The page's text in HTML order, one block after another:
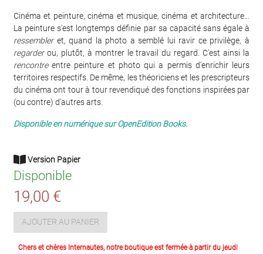
Cinéma et peinture, cinéma et musique, cinéma et architecture…
La peinture s'est longtemps définie par sa capacité sans égale à
ressembleret, quand la photo a semblé lui ravir ce privilège, à
regarderou, plutôt, à montrer le travail du regard. C'est ainsi la
rencontreentre peinture et photo qui a permis d'enrichir leurs
territoires respectifs. De même, les théoriciens et les prescripteurs
du cinéma ont tour à tour revendiqué des fonctions inspirées par
(ou contre) d'autres arts.
Disponible en numérique sur OpenEdition Books.
Version Papier
Disponible
19,00 €
AJOUTER AU PANIER
Chers et chères Internautes, notre boutique est fermée à partir du jeudi